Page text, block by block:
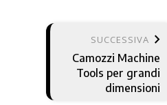
SUCCESSIVA keyboard_arrow_right
Camozzi Machine
Tools per grandi
dimensioni